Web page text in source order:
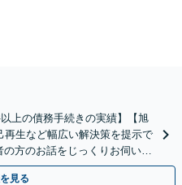
上の債務手続きの実績】【旭
再生など幅広い解決策を提示で
方のお話をじっくりお伺いす
見る